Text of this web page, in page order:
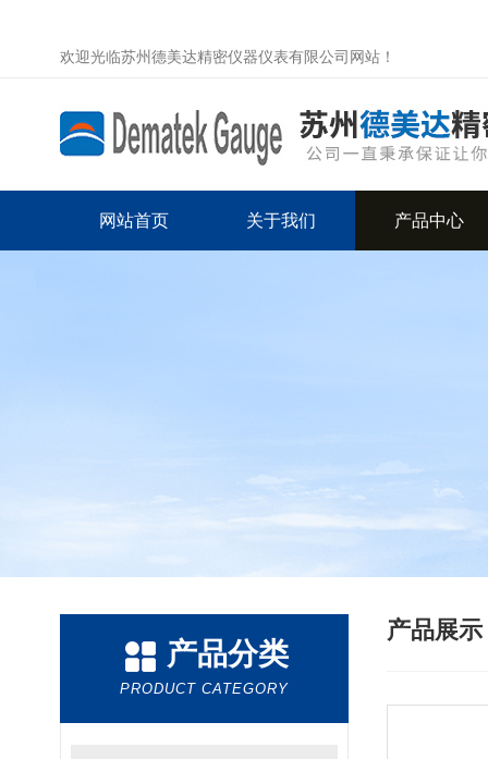
欢迎光临苏州德美达精密仪器仪表有限公司网站！
网站首页 关于我们 产品中心
产品分类
PRODUCT CATEGORY
产品展示